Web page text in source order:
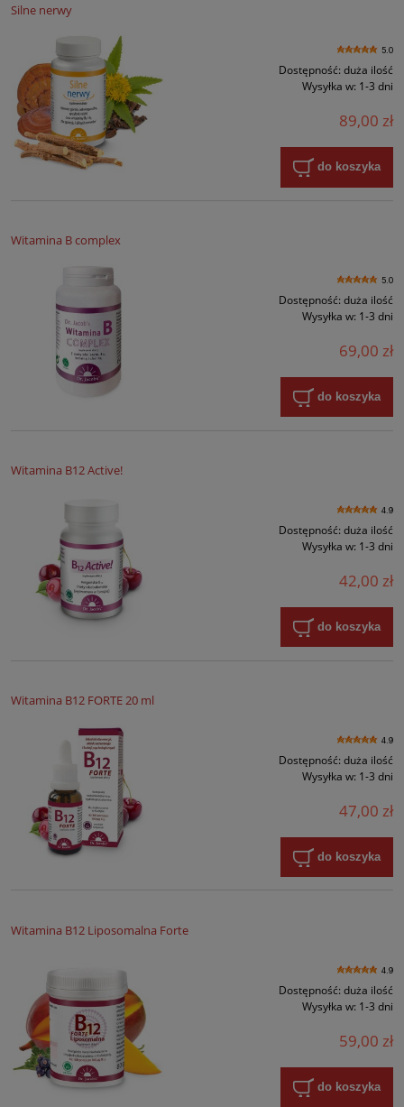
Silne nerwy
5.0
Dostępność: duża ilość
Wysyłka w: 1-3 dni
89,00 zł
do koszyka
Witamina B complex
5.0
Dostępność: duża ilość
Wysyłka w: 1-3 dni
69,00 zł
do koszyka
Witamina B12 Active!
4.9
Dostępność: duża ilość
Wysyłka w: 1-3 dni
42,00 zł
do koszyka
Witamina B12 FORTE 20 ml
4.9
Dostępność: duża ilość
Wysyłka w: 1-3 dni
47,00 zł
do koszyka
Witamina B12 Liposomalna Forte
4.9
Dostępność: duża ilość
Wysyłka w: 1-3 dni
59,00 zł
do koszyka